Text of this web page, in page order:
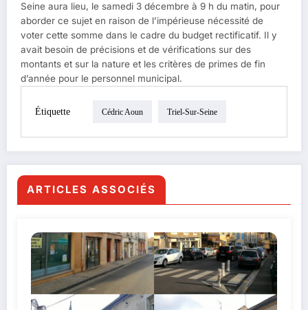
Seine aura lieu, le samedi 3 décembre à 9 h du matin, pour
aborder ce sujet en raison de l’impérieuse nécessité de
voter cette somme dans le cadre du budget rectificatif. Il y
avait besoin de précisions et de vérifications sur des
montants et sur la nature et les critères de primes de fin
d’année pour le personnel municipal.
Étiquette Cédric Aoun Triel-Sur-Seine
ARTICLES ASSOCIÉS